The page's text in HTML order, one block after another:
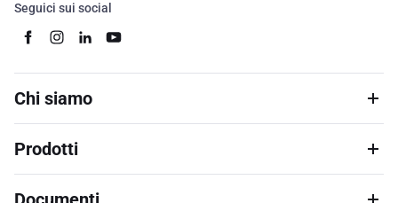
Seguici sui social
Chi siamo
Prodotti